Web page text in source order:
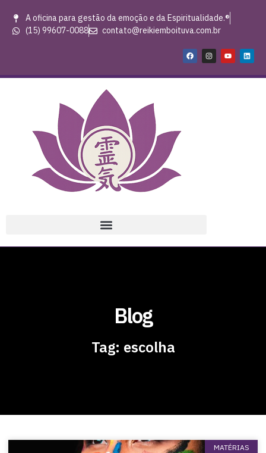
A oficina para gestão da emoção e da Espiritualidade.®
(15) 99607-0088
contato@reikiemboituva.com.br
Blog
Tag: escolha
MATÉRIAS